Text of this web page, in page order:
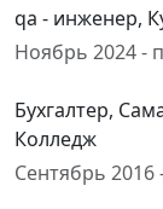
qa - инженер,
Ноябрь 2024 -
Бухгалтер,
Колледж
Сентябрь